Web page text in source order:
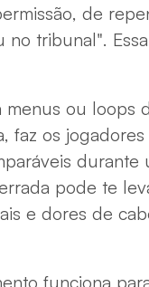
de
no tribunal".
menus ou loops
faz os jogadores
​​durante
pode te
e dores de
funciona